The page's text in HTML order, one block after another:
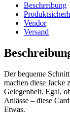
Beschreibung
Vendor
Versand
Der bequeme
machen diese Jacke
Gelegenheit. Egal,
Anlässe – diese
Etwas.